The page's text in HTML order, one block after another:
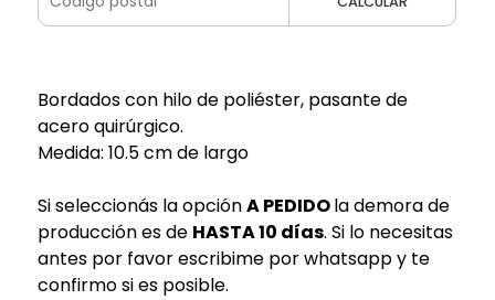
Bordados con hilo de poliéster, pasante de
acero quirúrgico.
Medida: 10.5 cm de largo
Si seleccionás la opciónA PEDIDOla demora de
producción es de HASTA 10 días. Si lo necesitas
antes por favor escribime por whatsapp y te
confirmo si es posible.